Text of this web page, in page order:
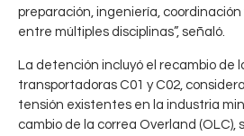
preparación, ingeniería,
entre múltiples disciplinas”, señaló.
La detención incluyó el recambio de
transportadoras C01 y C02,
tensión existentes en la industria
cambio de la correa Overland